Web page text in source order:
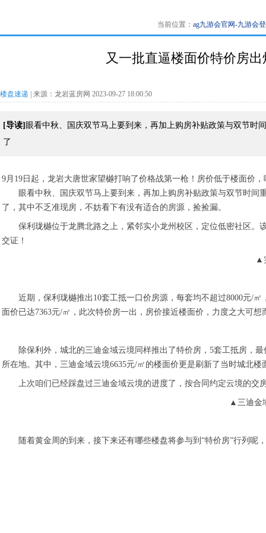
当前位置： ag九游会官网-九游会
又一批直逼楼面价特价房
楼盘速递 | 来源：龙岩蓝房网 2023-09-27 18:00:50
[导读] 眼看中秋、国庆双节马上要到来，再加上购房补贴政策与双节时
了
9月19日起，龙岩大唐世家望樾打响了价格战第一枪！房价低于楼面价
眼看中秋、国庆双节马上要到来，再加上购房补贴政策与双节时
了，其中不乏准现房，不妨看下有没有适合的房源，捡捡漏。
保利珑樾位于龙腾北路之上，紧邻实小龙州校区，定位低密社区
交证！
▲
近期，保利珑樾推出10套工抵一口价房源，每套均不超过8000元/
面价已达7363元/㎡，此次特价房一出，房价接近楼面价，力度之大可想
除保利外，城北的三迪金域云境同样推出了特价房，5套工抵房，
所在地。其中，三迪金域云境6635元/㎡的楼面价更是刷新了当时城北楼
上次咱们已经踩盘过三迪金域云境的进度了，按合同约定云境的交
▲三迪金
随着黄金周的到来，接下来还有哪些楼盘将参与到“特价房”行列呢